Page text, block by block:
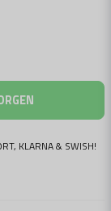
KLARNA & SWISH!